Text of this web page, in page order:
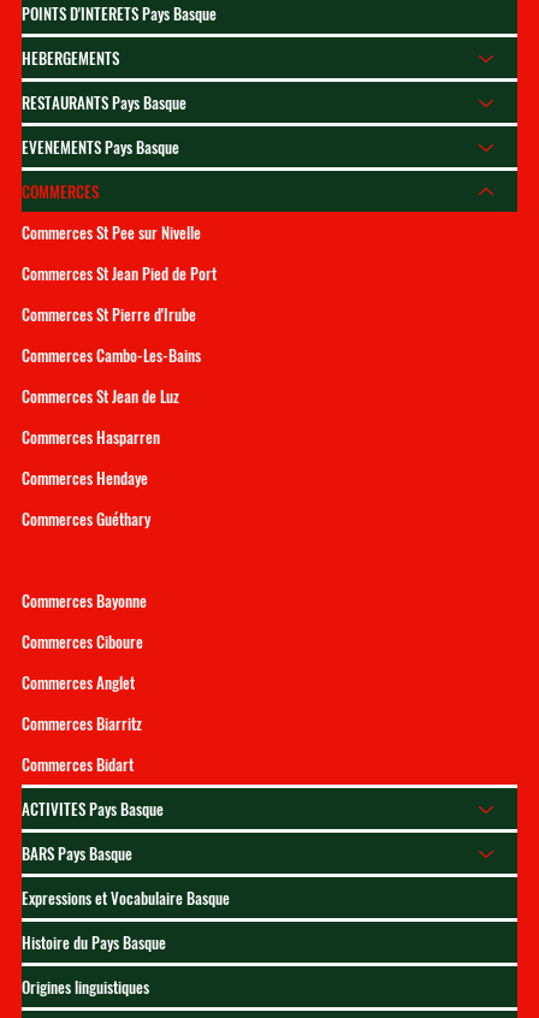
POINTS D'INTERETS Pays Basque
HEBERGEMENTS
RESTAURANTS Pays Basque
EVENEMENTS Pays Basque
COMMERCES
Commerces St Pee sur Nivelle
Commerces St Jean Pied de Port
Commerces St Pierre d'Irube
Commerces Cambo-Les-Bains
Commerces St Jean de Luz
Commerces Hasparren
Commerces Hendaye
Commerces Guéthary
Commerces Bayonne
Commerces Ciboure
Commerces Anglet
Commerces Biarritz
Commerces Bidart
ACTIVITES Pays Basque
BARS Pays Basque
Expressions et Vocabulaire Basque
Histoire du Pays Basque
Origines linguistiques